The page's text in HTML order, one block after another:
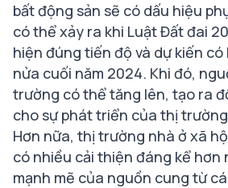
bất động sản sẽ có dấu hiệu
có thể xảy ra khi Luật Đất đai
hiện đúng tiến độ và dự kiến
nửa cuối năm 2024. Khi đó,
trường có thể tăng lên, tạo ra
cho sự phát triển của thị
Hơn nữa, thị trường nhà ở xã
có nhiều cải thiện đáng kể hơn
mạnh mẽ của nguồn cung từ